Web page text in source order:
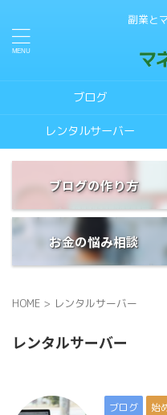
副業と
ブログ
レンタルサーバー
ブログの作り方
お金の悩み相談
HOME > レンタルサーバー
レンタルサーバー
ブログ 始